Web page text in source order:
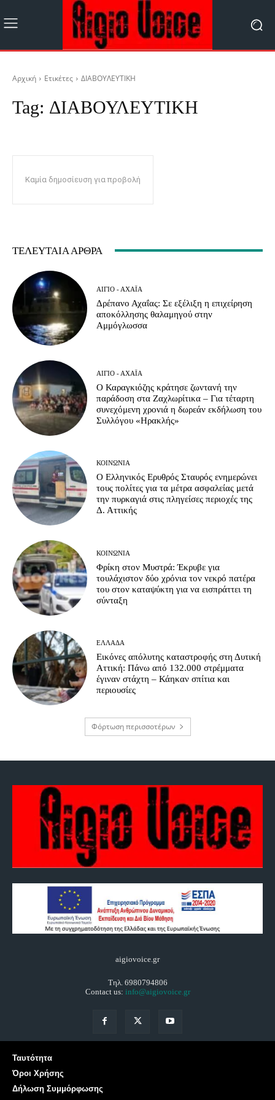
Αρχική Ετικέτες ΔΙΑΒΟΥΛΕΥΤΙΚΗ
Tag: ΔΙΑΒΟΥΛΕΥΤΙΚΗ
Καμία δημοσίευση για προβολή
ΤΕΛΕΥΤΑΊΑ ΆΡΘΡΑ
ΑΊΓΙΟ - ΑΧΑΪ́Α
Δρέπανο Αχαΐας: Σε εξέλιξη η επιχείρηση
αποκόλλησης θαλαμηγού στην
Αμμόγλωσσα
ΑΊΓΙΟ - ΑΧΑΪ́Α
Ο Καραγκιόζης κράτησε ζωντανή την
παράδοση στα Ζαχλωρίτικα – Για τέταρτη
συνεχόμενη χρονιά η δωρεάν εκδήλωση του
Συλλόγου «Ηρακλής»
ΚΟΙΝΩΝΊΑ
Ο Ελληνικός Ερυθρός Σταυρός ενημερώνει
τους πολίτες για τα μέτρα ασφαλείας μετά
την πυρκαγιά στις πληγείσες περιοχές της
Δ. Αττικής
ΚΟΙΝΩΝΊΑ
Φρίκη στον Μυστρά: Έκρυβε για
τουλάχιστον δύο χρόνια τον νεκρό πατέρα
του στον καταψύκτη για να εισπράττει τη
σύνταξη
ΕΛΛΆΔΑ
Εικόνες απόλυτης καταστροφής στη Δυτική
Αττική: Πάνω από 132.000 στρέμματα
έγιναν στάχτη – Κάηκαν σπίτια και
περιουσίες
Φόρτωση περισσοτέρων
aigiovoice.gr
Τηλ. 6980794806
Contact us: info@aigiovoice.gr
Ταυτότητα
Όροι Χρήσης
Δήλωση Συμμόρφωσης